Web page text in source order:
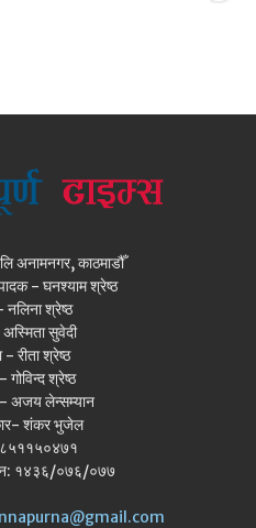
अनामनगर, काठमाडौँ
- घनश्याम श्रेष्ठ
श्रेष्ठ
सुवेदी
- रीता श्रेष्ठ
गोविन्द श्रेष्ठ
अजय लेन्सम्यान
शंकर भुजेल
न: १४३६/०७६/०७७